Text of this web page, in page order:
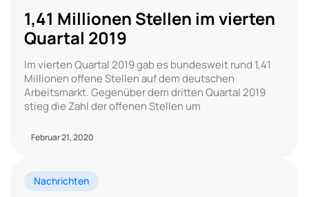
1,41 Millionen Stellen im vierten
Quartal 2019
Im vierten Quartal 2019 gab es bundesweit rund 1,41
Millionen offene Stellen auf dem deutschen
Arbeitsmarkt. Gegenüber dem dritten Quartal 2019
stieg die Zahl der offenen Stellen um
Februar 21, 2020
Nachrichten